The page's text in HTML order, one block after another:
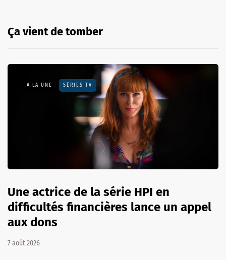
Ça vient de tomber
A LA UNE SÉRIES TV
Une actrice de la série HPI en
difficultés financières lance un appel
aux dons
7 août 2026